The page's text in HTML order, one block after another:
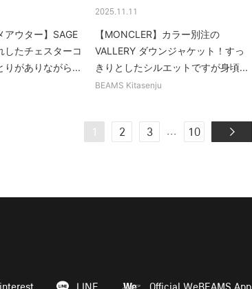
アウター】SAGE
したチェスターコ
りがありながら...
2025.11.11
【MONCLER】カラー別注の
VALLERY ダウンジャケット！すっ
きりとしたシルエットですが身頃...
BEAMS Kitasenju
1 2 3 ... 10